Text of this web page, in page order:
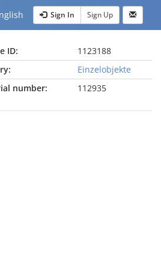
Sign In Sign Up
ID:
1123188
Einzelobjekte
number:
112935